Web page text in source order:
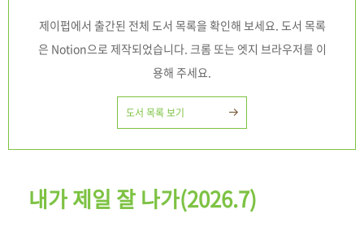
제이펍에서 출간된 전체 도서 목록을 확인해 보세요. 도서 목록
은 Notion으로 제작되었습니다. 크롬 또는 엣지 브라우저를 이
용해 주세요.
도서 목록 보기
내가 제일 잘 나가(2026.7)